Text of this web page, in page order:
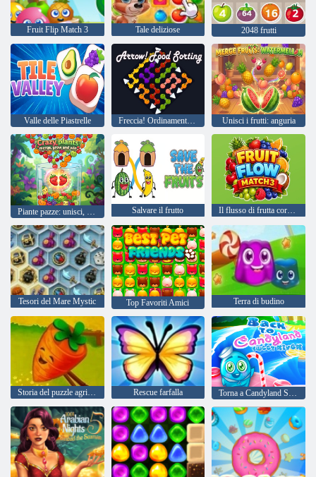
Fruit Flip Match 3 Tale deliziose 2048 frutti
Valle delle Piastrelle Freccia! Ordinamento degli alimenti Unisci i frutti: anguria
Salvare il frutto Il flusso di frutta corrisponde 3
Tesori del Mare Mystic Top Favoriti Amici Terra di budino
Storia del puzzle agricolo Rescue farfalla Torna a Candyland Sweet River